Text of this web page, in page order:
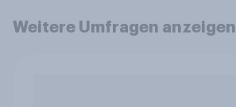
Weitere Umfragen anzeigen